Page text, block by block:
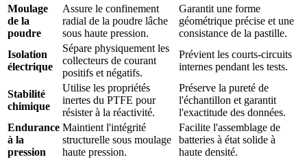
Moulage
de la
poudre
Assure le confinement
radial de la poudre lâche
sous haute pression.
Garantit une forme
géométrique précise et une
consistance de la pastille.
Isolation
électrique
Sépare physiquement les
collecteurs de courant
positifs et négatifs.
Prévient les courts-circuits
internes pendant les tests.
Stabilité
chimique
Utilise les propriétés
inertes du PTFE pour
résister à la réactivité.
Préserve la pureté de
l'échantillon et garantit
l'exactitude des données.
Endurance
à la
pression
Maintient l'intégrité
structurelle sous moulage
haute pression.
Facilite l'assemblage de
batteries à état solide à
haute densité.